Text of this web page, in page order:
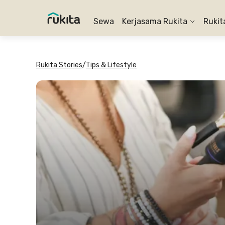
Sewa Kerjasama Rukita
Rukita Stories/Tips & Lifestyle